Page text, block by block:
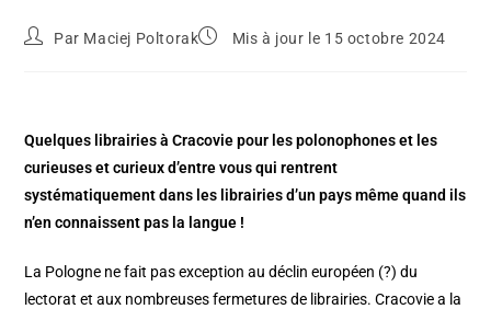
Par Maciej Poltorak Mis à jour le 15 octobre 2024
Quelques librairies à Cracovie pour les polonophones et les
curieuses et curieux d’entre vous qui rentrent
systématiquement dans les librairies d’un pays même quand ils
n’en connaissent pas la langue !
La Pologne ne fait pas exception au déclin européen (?) du
lectorat et aux nombreuses fermetures de librairies. Cracovie a la